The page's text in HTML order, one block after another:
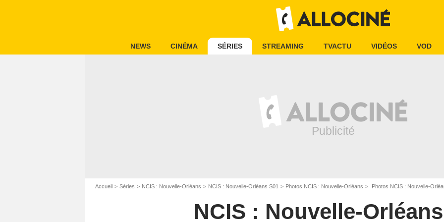
NEWS CINÉMA SÉRIES STREAMING TVACTU VIDÉOS VOD
Accueil Séries NCIS : Nouvelle-Orléans NCIS : Nouvelle-Orléans S01 Photos NCIS : Nouvelle-Orléans Photos NCIS : Nouvelle-
NCIS : Nouvelle-Orléans